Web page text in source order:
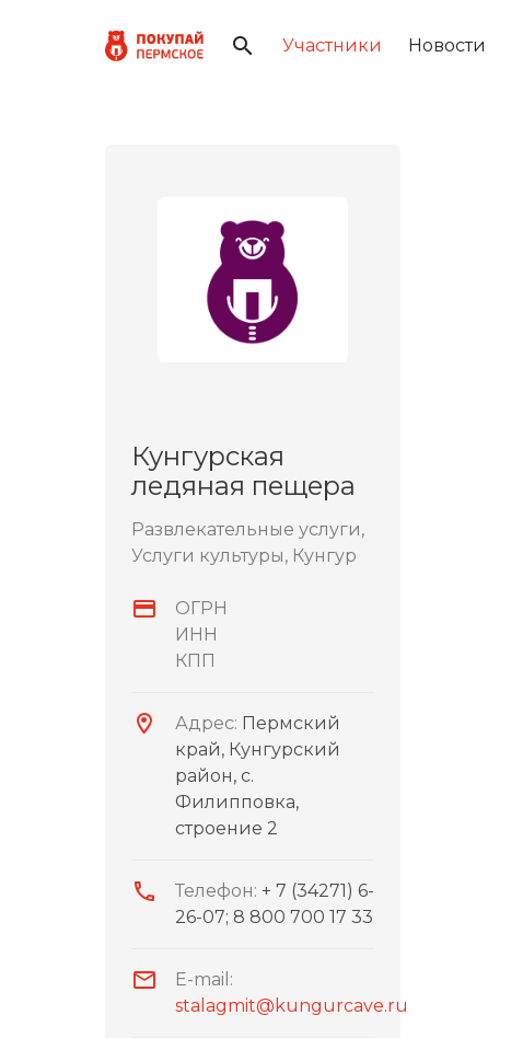
Участники Новости
Кунгурская
ледяная пещера
Развлекательные услуги,
Услуги культуры, Кунгур
ОГРН
ИНН
КПП
Адрес: Пермский
край, Кунгурский
район, с.
Филипповка,
строение 2
Телефон: + 7 (34271) 6-
26-07; 8 800 700 17 33
E-mail:
stalagmit@kungurcave.ru